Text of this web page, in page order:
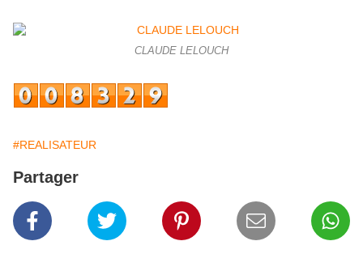
CLAUDE LELOUCH
#REALISATEUR
Partager